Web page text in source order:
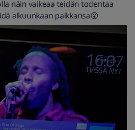
näin vaikeaa teidän todentaa
alkuunkaan paikkansa😮